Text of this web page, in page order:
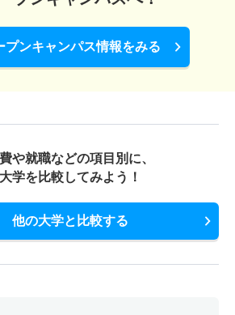
プンキャンパス情報をみる
や就職などの項目別に、
大学を比較してみよう！
他の大学と比較する